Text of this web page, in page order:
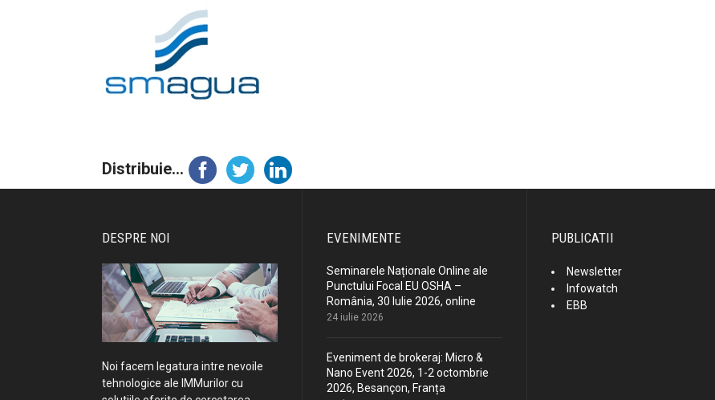
Distribuie...
DESPRE NOI
Noi facem legatura intre nevoile
tehnologice ale IMMurilor cu
EVENIMENTE
Seminarele Naționale Online ale
Punctului Focal EU OSHA –
România, 30 Iulie 2026, online
24 iulie 2026
Eveniment de brokeraj: Micro &
Nano Event 2026, 1-2 octombrie
2026, Besançon, Franța
PUBLICATII
Newsletter
Infowatch
EBB